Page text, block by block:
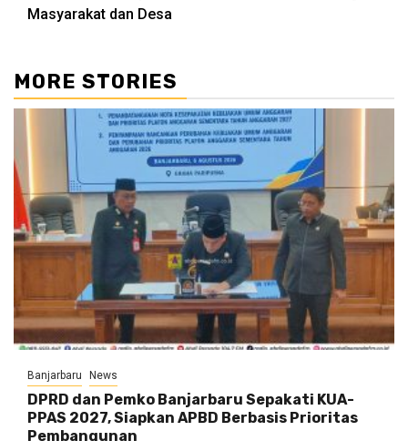
Masyarakat dan Desa
MORE STORIES
Banjarbaru News
DPRD dan Pemko Banjarbaru Sepakati KUA-
PPAS 2027, Siapkan APBD Berbasis Prioritas
Pembangunan